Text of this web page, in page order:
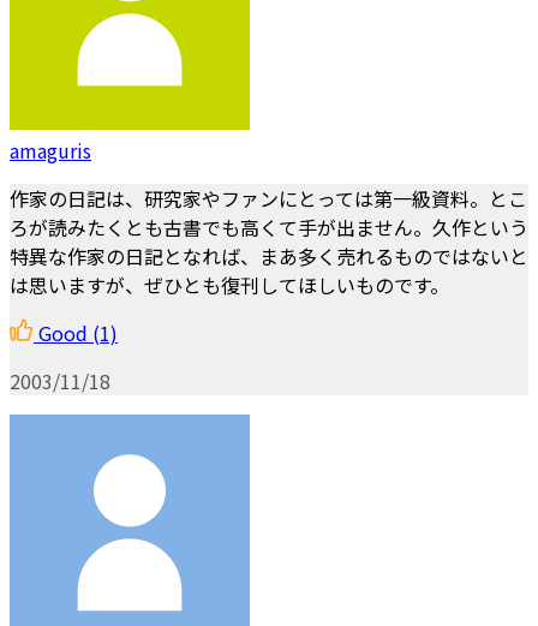
amaguris
作家の日記は、研究家やファンにとっては第一級資料。とこ
ろが読みたくとも古書でも高くて手が出ません。久作という
特異な作家の日記となれば、まあ多く売れるものではないと
は思いますが、ぜひとも復刊してほしいものです。
Good (1)
2003/11/18